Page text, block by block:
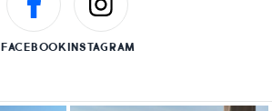
FACEBOOKINSTAGRAM